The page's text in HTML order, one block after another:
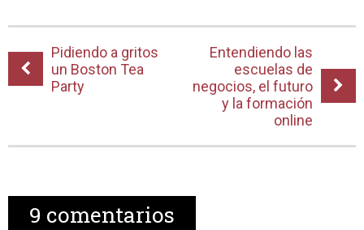
Pidiendo a gritos
un Boston Tea
Party
Entendiendo las
escuelas de
negocios, el futuro
y la formación
online
9 comentarios